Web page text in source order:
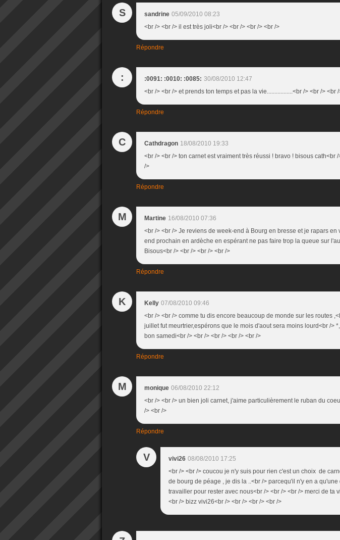
S sandrine 05/09/2010 08:23
<br /> <br /> il est très joli<br /> <br /> <br /> <br />
Répondre
: :0091: :0010: :0085: 30/08/2010 12:47
<br /> <br /> et prends ton temps et pas la vie.................<br /> <br /> <br
Répondre
C Cathdragon 18/08/2010 19:33
<br /> <br /> ton carnet est vraiment très réussi ! bravo ! bisous cath<br
/>
Répondre
M Martine 16/08/2010 07:36
<br /> <br /> Je reviens de week-end à Bourg en bresse et je rapars en
end prochain en ardèche en espérant ne pas faire trop la queue sur
Bisous<br /> <br /> <br /> <br />
Répondre
K Kelly 07/08/2010 09:46
<br /> <br /> comme tu dis encore beaucoup de monde sur les routes
juillet fut meurtrier,espérons que le mois d'aout sera moins lourd<br />
bon samedi<br /> <br /> <br /> <br /> <br />
Répondre
M monique 06/08/2010 22:12
<br /> <br /> un bien joli carnet, j'aime particulièrement le ruban du
/> <br />
Répondre
V vivi26 08/08/2010 17:25
<br /> <br /> coucou je n'y suis pour rien c'est un choix de
de bourg de péage , je dis la ..<br /> parcequ'il n'y en a qu'une
travailler pour rester avec nous<br /> <br /> <br /> merci de ta
<br /> bizz vivi26<br /> <br /> <br /> <br />